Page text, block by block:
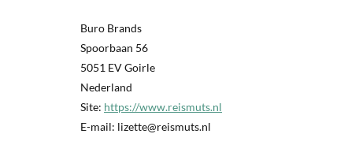
Buro Brands
Spoorbaan 56
5051 EV Goirle
Nederland
Site: https://www.reismuts.nl
E-mail: lizette@reismuts.nl